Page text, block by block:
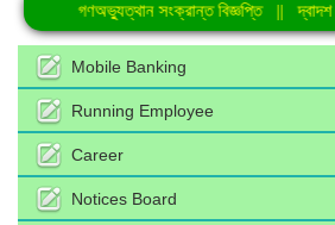
জুলাই গণঅভ্যুত্থান সংক্রান্ত বিজ্ঞপ্তি||দ্বাদশ
Mobile Banking
Running Employee
Career
Notices Board